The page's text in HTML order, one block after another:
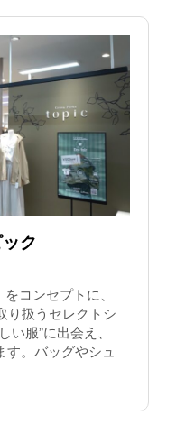
ク
コンセプトに、
り扱うセレクトシ
い服”に出会え、
。バッグやシュ